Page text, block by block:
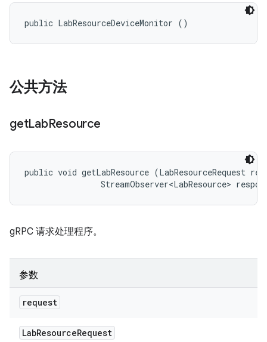
public LabResourceDeviceMonitor ()
公共方法
getLabResource
public void getLabResource (LabResourceRequest
StreamObserver<LabResource>
gRPC 请求处理程序。
参数
request
LabResourceRequest